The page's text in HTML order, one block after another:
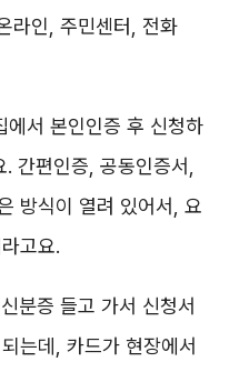
라인, 주민센터, 전화
에서 본인인증 후 신청하
간편인증, 공동인증서,
방식이 열려 있어서, 요
고요.
분증 들고 가서 신청서
는데, 카드가 현장에서